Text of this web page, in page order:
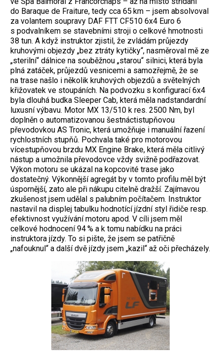
do Baraque de Fraiture, tedy cca 65 km – jsem absolvoval
za volantem soupravy DAF FTT CF510 6x4 Euro 6
s podvalníkem se stavebními stroji o celkové hmotnosti
38 tun. A když instruktor zjistil, že zvládám průjezdy
kruhovými objezdy „bez ztráty kytičky“, nasměroval mě ze
„sterilní“ dálnice na souběžnou „starou“ silnici, která byla
plná zatáček, průjezdů vesnicemi a samozřejmě, že se
na trase našlo i několik kruhových objezdů a světelných
křižovatek ve stoupáních. Na podvozku s konfigurací 6x4
byla dlouhá budka Sleeper Cab, která měla nadstandardní
luxusní výbavu. Motor MX 13/510 k res. 2500 Nm, byl
doplněn o automatizovanou šestnáctistupňovou
převodovkou AS Tronic, která umožňuje i manuální řazení
rychlostních stupňů. Pochvala také pro motorovou
vícestupňovou brzdu MX Engine Brake, která měla citlivý
nástup a umožnila převodovce vždy svižně podřazovat.
Výkon motoru se ukázal na kopcovité trase jako
dostatečný. Výkonnější agregát by v tomto profilu měl být
úspornější, zato ale při nákupu citelně dražší. Zajímavou
zkušenost jsem udělal s palubním počítačem. Instruktor
nastavil na displej tabulku hodnotící jízdní styl řidiče resp.
efektivnost využívání motoru apod. V cíli jsem měl
celkové hodnocení 94 % a k tomu nabídku na práci
instruktora jízdy. To si pište, že jsem se patřičně
„nafouknul“ a další dvě jízdy jsem „kazil“ až oči přecházely.